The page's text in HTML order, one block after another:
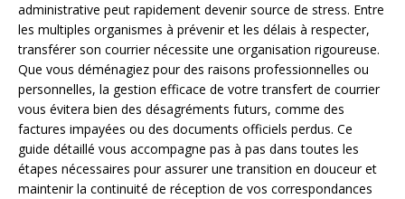
administrative peut rapidement devenir source de stress. Entre
les multiples organismes à prévenir et les délais à respecter,
transférer son courrier nécessite une organisation rigoureuse.
Que vous déménagiez pour des raisons professionnelles ou
personnelles, la gestion efficace de votre transfert de courrier
vous évitera bien des désagréments futurs, comme des
factures impayées ou des documents officiels perdus. Ce
guide détaillé vous accompagne pas à pas dans toutes les
étapes nécessaires pour assurer une transition en douceur et
maintenir la continuité de réception de vos correspondances